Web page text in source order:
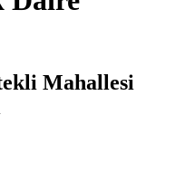
Mahallesi